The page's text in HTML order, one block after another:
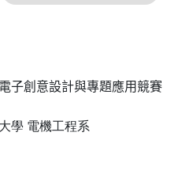
子創意設計與專題應用競賽
學 電機工程系